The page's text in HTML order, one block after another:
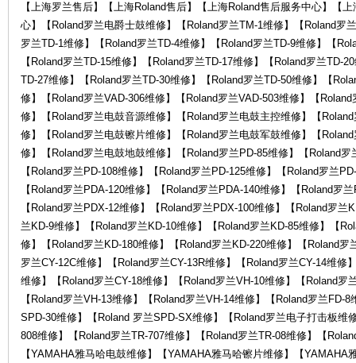
【上海罗兰售后】【上海Roland售后】【上海Roland售后服务中心】【
心】【Roland罗兰电爵士鼓维修】【Roland罗兰TM-1维修】【Roland罗
罗兰TD-1维修】【Roland罗兰TD-4维修】【Roland罗兰TD-9维修】【
【Roland罗兰TD-15维修】【Roland罗兰TD-17维修】【Roland罗兰TD-
TD-27维修】【Roland罗兰TD-30维修】【Roland罗兰TD-50维修】【
修】【Roland罗兰VAD-306维修】【Roland罗兰VAD-503维修】【
修】【Roland罗兰电鼓音源维修】【Roland罗兰电鼓主控维修】【
修】【Roland罗兰电鼓镲片维修】【Roland罗兰电鼓军鼓维修】【
修】【Roland罗兰电鼓地鼓维修】【Roland罗兰PD-85维修】【Roland
【Roland罗兰PD-108维修】【Roland罗兰PD-125维修】【Roland罗兰
【Roland罗兰PDA-120维修】【Roland罗兰PDA-140维修】【Roland罗
【Roland罗兰PDX-12维修】【Roland罗兰PDX-100维修】【Roland罗
兰KD-9维修】【Roland罗兰KD-10维修】【Roland罗兰KD-85维修】【
修】【Roland罗兰KD-180维修】【Roland罗兰KD-220维修】【Roland罗
罗兰CY-12C维修】【Roland罗兰CY-13R维修】【Roland罗兰CY-14维修
维修】【Roland罗兰CY-18维修】【Roland罗兰VH-10维修】【Roland罗
【Roland罗兰VH-13维修】【Roland罗兰VH-14维修】【Roland罗兰FD-
SPD-30维修】【Roland 罗兰SPD-SX维修】【Roland罗兰电子打击板维
808维修】【Roland罗兰TR-707维修】【Roland罗兰TR-08维修】【
【YAMAHA雅马哈电鼓维修】【YAMAHA雅马哈镲片维修】【